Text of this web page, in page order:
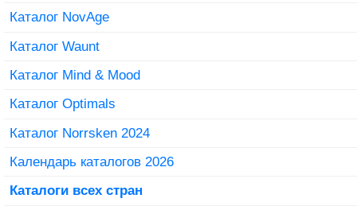
Каталог NovAge
Каталог Waunt
Каталог Mind & Mood
Каталог Optimals
Каталог Norrsken 2024
Календарь каталогов 2026
Каталоги всех стран